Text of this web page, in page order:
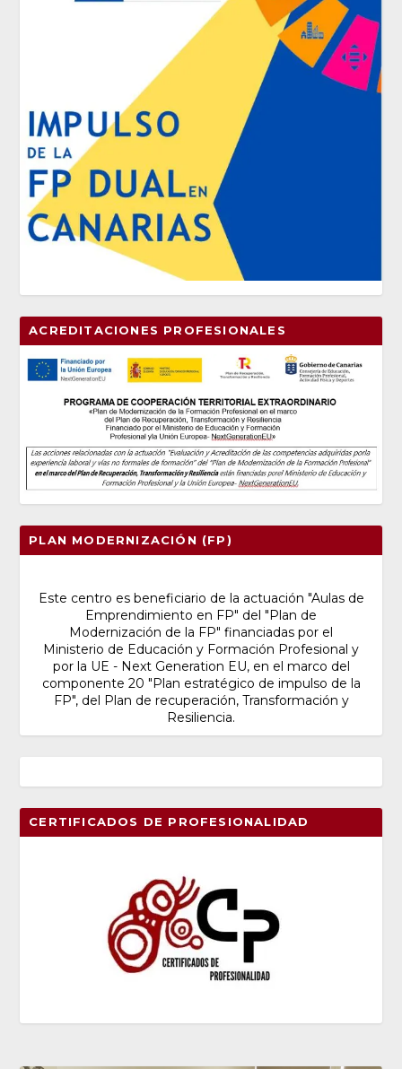
ACREDITACIONES PROFESIONALES
PLAN MODERNIZACIÓN (FP)
Este centro es beneficiario de la actuación "Aulas de
Emprendimiento en FP" del "Plan de
Modernización de la FP" financiadas por el
Ministerio de Educación y Formación Profesional y
por la UE - Next Generation EU, en el marco del
componente 20 "Plan estratégico de impulso de la
FP", del Plan de recuperación, Transformación y
Resiliencia.
CERTIFICADOS DE PROFESIONALIDAD